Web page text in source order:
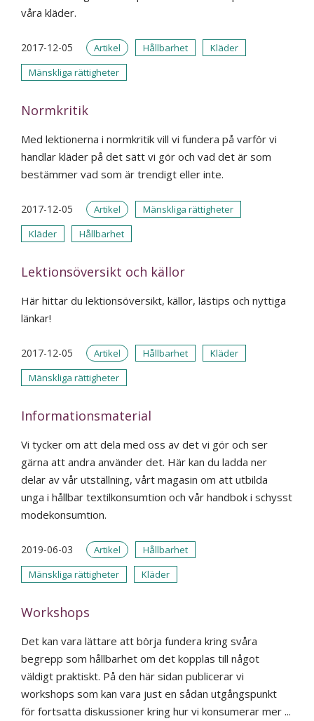
våra kläder.
2017-12-05 Artikel Hållbarhet
Kläder
Mänskliga rättigheter
Normkritik
Med lektionerna i normkritik vill vi fundera på varför vi
handlar kläder på det sätt vi gör och vad det är som
bestämmer vad som är trendigt eller inte.
2017-12-05 Artikel
Mänskliga rättigheter
Kläder
Hållbarhet
Lektionsöversikt och källor
Här hittar du lektionsöversikt, källor, lästips och nyttiga
länkar!
2017-12-05 Artikel Hållbarhet
Kläder
Mänskliga rättigheter
Informationsmaterial
Vi tycker om att dela med oss av det vi gör och ser
gärna att andra använder det. Här kan du ladda ner
delar av vår utställning, vårt magasin om att utbilda
unga i hållbar textilkonsumtion och vår handbok i schysst
modekonsumtion.
2019-06-03 Artikel
Hållbarhet
Mänskliga rättigheter
Kläder
Workshops
Det kan vara lättare att börja fundera kring svåra
begrepp som hållbarhet om det kopplas till något
väldigt praktiskt. På den här sidan publicerar vi
workshops som kan vara just en sådan utgångspunkt
för fortsatta diskussioner kring hur vi konsumerar mer ...